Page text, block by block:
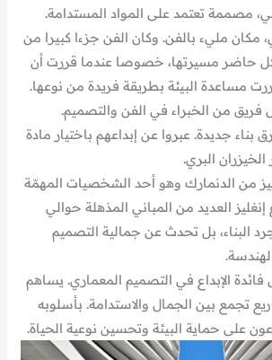
مصممة تعتمد على المواد المستدامة.
مكان مليء بالفن. وكان الفن جزءا كبيرا من
حاضر مسيرتها، خصوصا عندما قررت أن
مساعدة البيئة بطريقة فريدة من نوعها.
فريق من الخبراء في الفن والتصميم.
بناء جديدة. عبروا عن إبداعهم باختيار مادة
الخيزران البري.
من الدنمارك وهو أحد الشخصيات المهمّة
العديد من المباني المذهلة حوالي
البناء، بل تحدث عن جمالية التصميم
الإبداع في التصميم المعماري. يساهم
تجمع بين الجمال والاستدامة. بأسلوبه
على حماية البيئة وتحسين نوعية الحياة.